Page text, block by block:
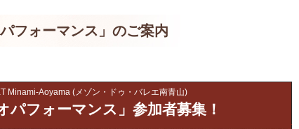
フォーマンス」のご案内
Minami-Aoyama (メゾン・ドゥ・バレエ南青山)
パフォーマンス」参加者募集！